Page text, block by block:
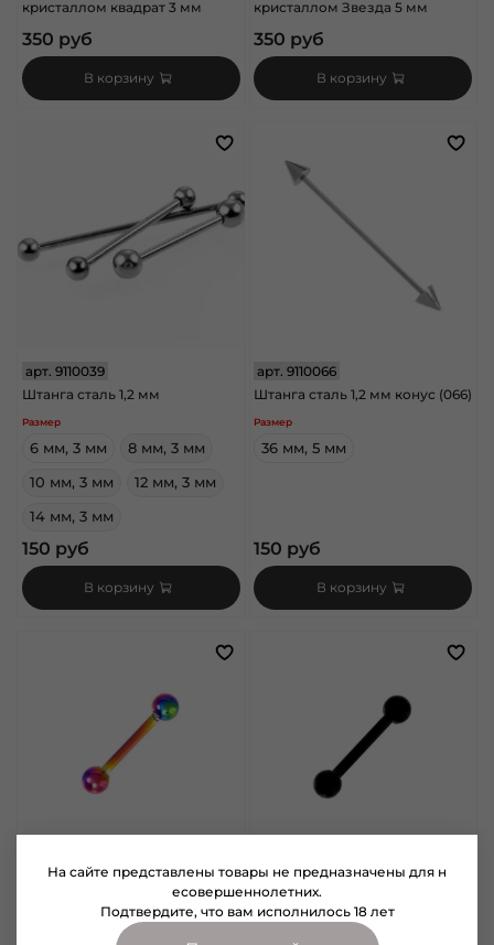
кристаллом квадрат 3 мм
350 руб
В корзину
кристаллом Звезда 5 мм
350 руб
В корзину
арт. 9110039
Штанга сталь 1,2 мм
Размер
6 мм, 3 мм
8 мм, 3 мм
10 мм, 3 мм
12 мм, 3 мм
14 мм, 3 мм
150 руб
В корзину
арт.9110066
Штанга сталь 1,2 мм конус (066)
Размер
36 мм, 5 мм
150 руб
В корзину
арт. 9110062
Штанга сталь 1,2 мм хамелеон
арт.9110060
Штанга сталь 1,2 мм черная
На сайте представлены товары не предназначены для н
есовершеннолетних.
Подтвердите, что вам исполнилось 18 лет